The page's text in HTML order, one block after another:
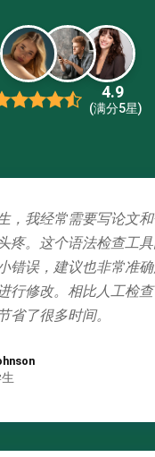
4.9
(满分5星)
，我经常需要写论文
疼。这个语法检查工
错误，建议也非常准
行修改。相比人工检
省了很多时间。